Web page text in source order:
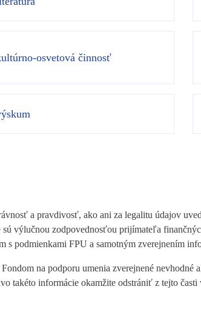
osvetová činnosť
a pravdivosť, ako ani za legalitu údajov
výlučnou zodpovednosťou prijímateľa
s podmienkami FPU a samotným zverejnením
na podporu umenia zverejnené nevhodné
takéto informácie okamžite odstrániť z tejto